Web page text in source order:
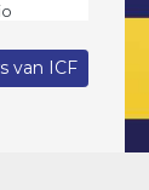
van ICF